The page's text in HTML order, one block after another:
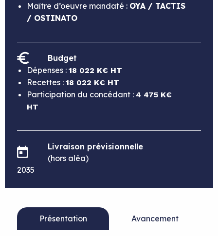
Maître d’oeuvre mandaté : OYA / TACTIS
/ OSTINATO
Budget
Dépenses : 18 022 K€ HT
Recettes : 18 022 K€ HT
Participation du concédant : 4 475 K€
HT
Livraison prévisionnelle
(hors aléa)
2035
Présentation Avancement